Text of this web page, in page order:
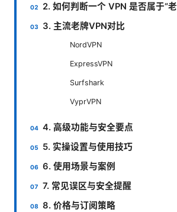
2. 如何判断一个 VPN 是否属于“
3. 主流老牌VPN对比
NordVPN
ExpressVPN
Surfshark
VyprVPN
4. 高级功能与安全要点
5. 实操设置与使用技巧
6. 使用场景与案例
7. 常见误区与安全提醒
8. 价格与订阅策略